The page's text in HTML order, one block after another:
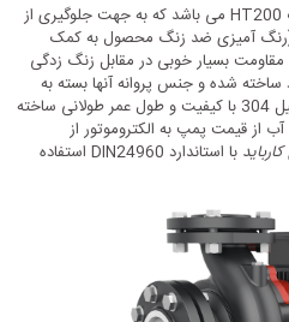
بدنه پمپ های XST از چدن ضد زنگ HT200 می باشد که به جهت جلوگیری از
(رنگ آمیزی ضد زنگ محصول به کمک
بسیار خوبی در مقابل زنگ زدگی
شده و جنس پروانه آنها بسته به
مدل از چدن ضد زنگ یا استنلس استیل 304 با کیفیت و طول عمر طولانی ساخته
از قیمت پمپ به الکتروموتور از
با استاندارد DIN24960 استفاده